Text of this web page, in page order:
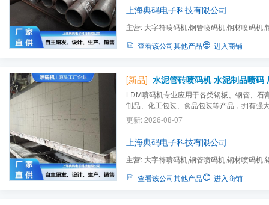
上海典码电子科技有限公司
主营: 大字符喷码机,钢管喷码机,钢材喷码机,
查看该公司其他产品 进入商铺
[新品] 水泥管砖喷码机 水泥制品喷码
LDM喷码机专业应用于各类钢板、钢管、石
制品、化工包装、食品包装等产品，拥有强
为用户提供好的喷码标识解决方案，一对一
产需求，针对于特殊的应用，可非标定制喷
更新: 2026-08-07
上海典码电子科技有限公司
主营: 大字符喷码机,钢管喷码机,钢材喷码机,
查看该公司其他产品 进入商铺